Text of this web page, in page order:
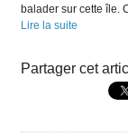
balader sur cette île.
Lire la suite
Partager cet